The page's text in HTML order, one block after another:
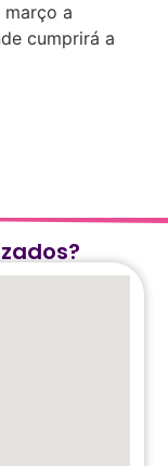
março a
cumprirá a